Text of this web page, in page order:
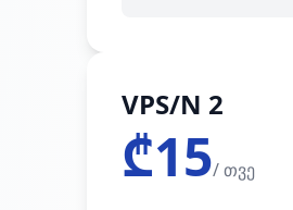
VPS/N 2
₾15/ თვე